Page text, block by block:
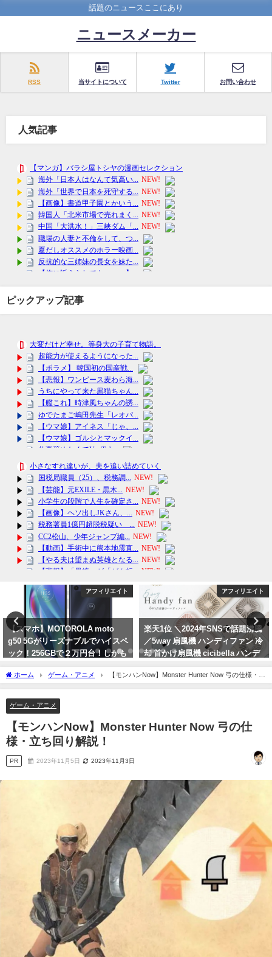
話題のニュースここにあり
ニュースメーカー
RSS 当サイトについて Twitter お問い合わせ
人気記事
ピックアップ記事
アフィリエイト
【スマホ】MOTOROLA moto
g50 5Gがリーズナブルでハイスペ
ック！256GBで２万円台！しかも
中国製ではないのが良い！
アフィリエイト
楽天1位 ＼2024年SNSで話題沸騰
／5way 扇風機 ハンディファン 冷
却 首かけ扇風機 cicibella ハンデ
ィファン ミニ扇風機 卓上 小型扇
風機 手持ち扇風機
ホーム ゲーム・アニメ
【モンハンNow】Monster Hunter Now 弓の仕様・立
ち回り解説！
ゲーム・アニメ
【モンハンNow】Monster Hunter Now 弓の仕
様・立ち回り解説！
PR 2023年11月5日 2023年11月3日